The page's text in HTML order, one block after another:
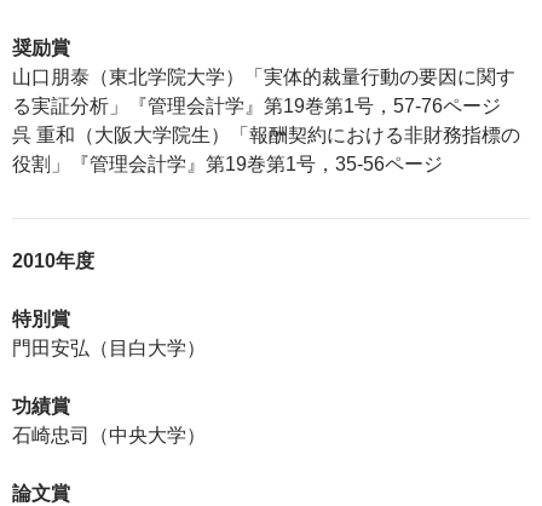
奨励賞
山口朋泰（東北学院大学）「実体的裁量行動の要因に関す
る実証分析」『管理会計学』第19巻第1号，57-76ページ
呉 重和（大阪大学院生）「報酬契約における非財務指標の
役割」『管理会計学』第19巻第1号，35-56ページ
2010年度
特別賞
門田安弘（目白大学）
功績賞
石崎忠司（中央大学）
論文賞